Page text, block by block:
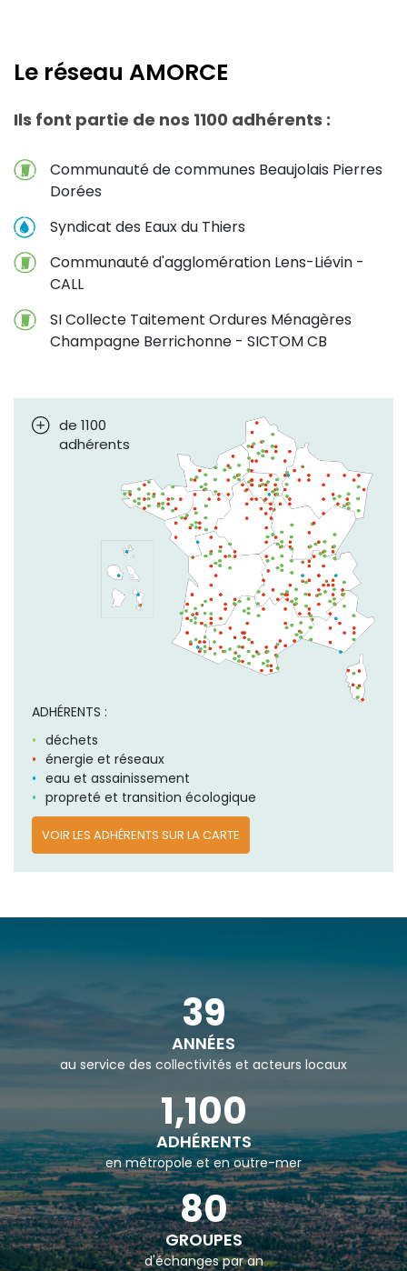
Le réseau AMORCE
Ils font partie de nos 1100 adhérents :
Communauté de communes Beaujolais Pierres
Dorées
Syndicat des Eaux du Thiers
Communauté d'agglomération Lens-Liévin -
CALL
SI Collecte Taitement Ordures Ménagères
Champagne Berrichonne - SICTOM CB
de 1100
adhérents
ADHÉRENTS :
déchets
énergie et réseaux
eau et assainissement
propreté et transition écologique
VOIR LES ADHÉRENTS SUR LA CARTE
39
ANNÉES
au service des collectivités et acteurs locaux
1,100
ADHÉRENTS
en métropole et en outre-mer
80
GROUPES
d'échanges par an